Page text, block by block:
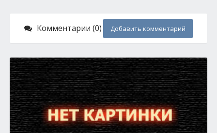
Комментарии (0) Добавить комментарий